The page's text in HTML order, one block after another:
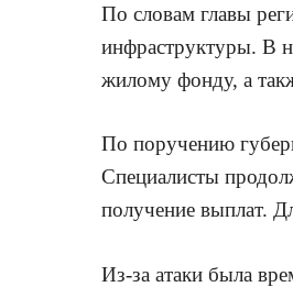
По словам главы
инфраструктуры. В
жилому фонду, а
По поручению
Специалисты
получение выплат.
Из-за атаки была